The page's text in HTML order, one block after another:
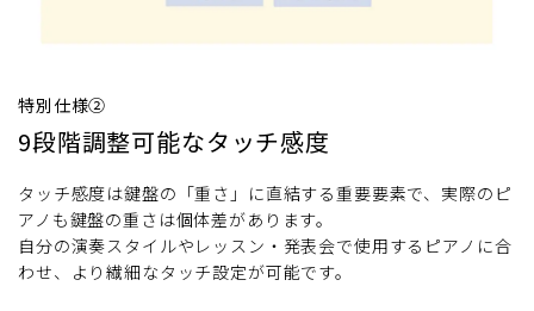
特別仕様②
9段階調整可能なタッチ感度
タッチ感度は鍵盤の「重さ」に直結する重要要素で、実際のピ
アノも鍵盤の重さは個体差があります。
自分の演奏スタイルやレッスン・発表会で使用するピアノに合
わせ、より繊細なタッチ設定が可能です。